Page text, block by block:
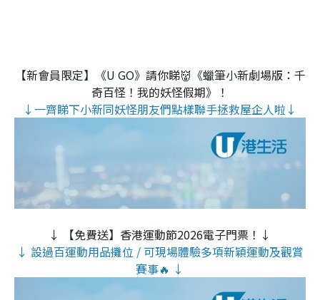
【新會員限定】《U GO》請你睇👹《蠟筆小新劇場版：千
奇百怪！我的妖怪假期》！
↓一齊睇下小新同妖怪朋友們點樣聯手拯救屋企人啦↓
↓ 【免費送】香港運動節2026電子門票！↓
↓ 設過百運動用品攤位 / 可現場體驗多項新穎運動及觀賞
賽事🔥 ↓